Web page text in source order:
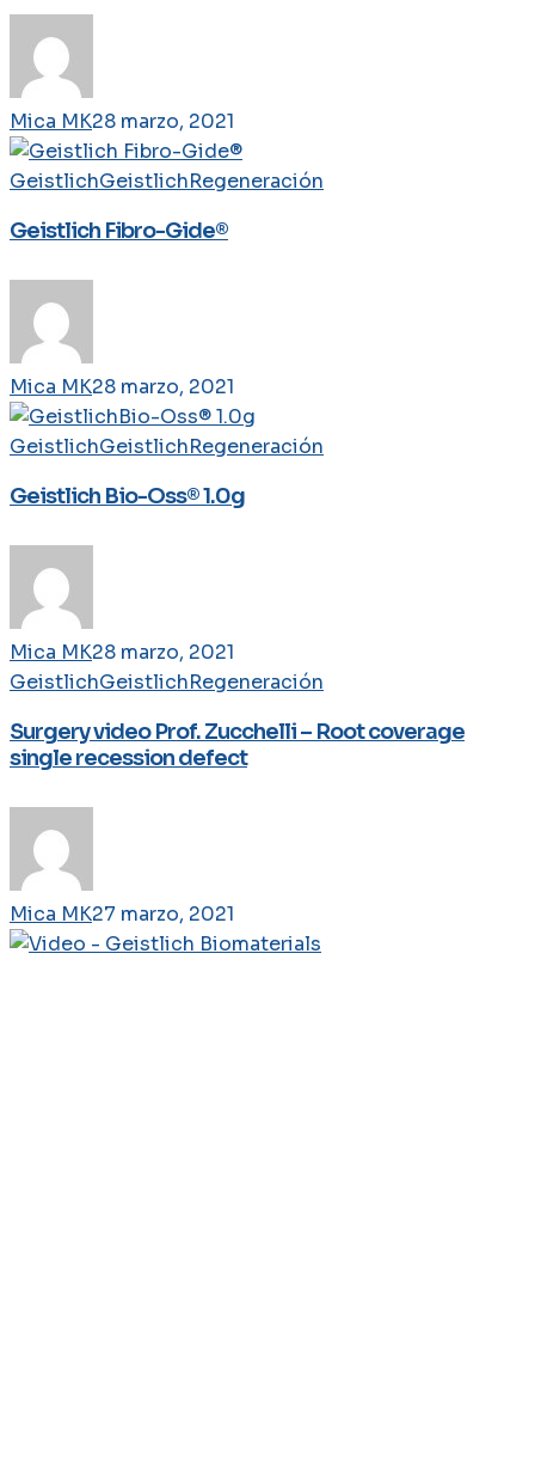
Gide®,
Geistlich
Mucograft®
and
Geistlich
Fibro-
Gide®
–
Information
Mica MK28 marzo, 2021
Geistlich
Gide®
GeistlichGeistlichRegeneración
Geistlich Fibro-Gide®
Mica MK28 marzo, 2021
Geistlich
Oss®
GeistlichGeistlichRegeneración
Geistlich Bio-Oss® 1.0g
Mica MK28 marzo, 2021
GeistlichGeistlichRegeneración
Surgery video Prof. Zucchelli – Root coverage
single recession defect
Mica MK27 marzo, 2021